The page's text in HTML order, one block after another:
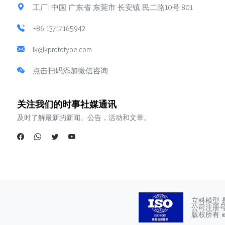
工厂: 中国 广东省 东莞市 长安镇 民二路10号 801
+86 13717165942
lk@lkprototype.com
点击扫码添加微信咨询
关注我们的时事社媒通讯
及时了解最新的新闻、公告，活动和文章。
立科模型
公司注册
版权所有